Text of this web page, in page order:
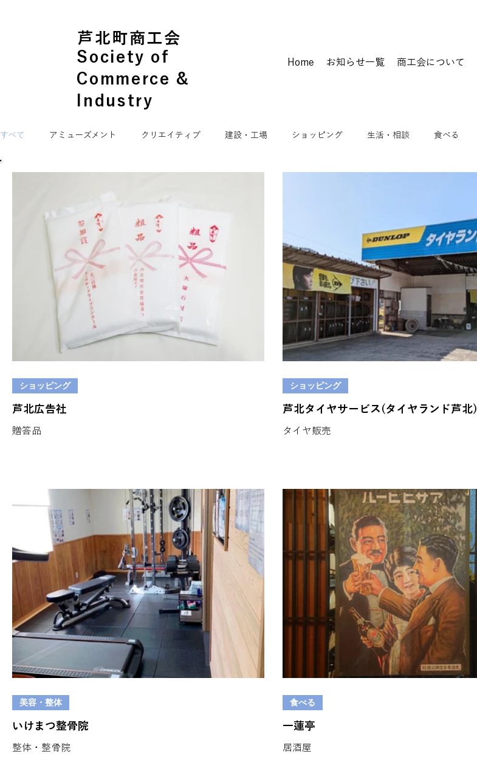
芦北町商工会
Society of
Commerce &
Industry
Home お知らせ一覧 商工会について
すべて アミューズメント クリエイティブ 建設・工場 ショッピング 生活・相談 食べる
芦北広告社
贈答品
ショッピング
芦北タイヤサービス(タイヤランド芦北)
タイヤ販売
ショッピング
いけまつ整骨院
整体・整骨院
美容・整体
一蓮亭
居酒屋
食べる